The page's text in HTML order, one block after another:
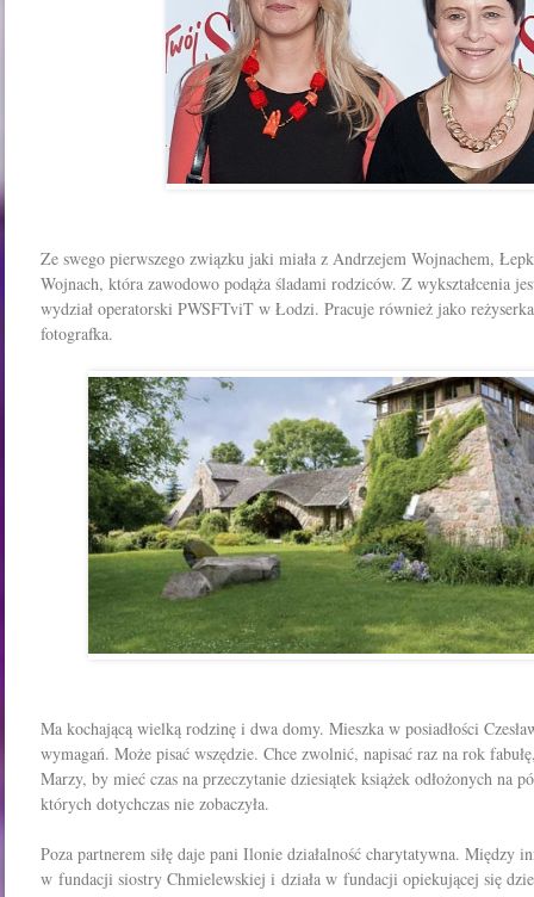
Ze swego pierwszego związku jaki miała z Andrzejem Wojnachem,
Wojnach, która zawodowo podąża śladami rodziców. Z wykształcenia
wydział operatorski PWSFTviT w Łodzi. Pracuje również jako
fotografka.
Ma kochającą wielką rodzinę i dwa domy. Mieszka w posiadłości
wymagań. Może pisać wszędzie. Chce zwolnić, napisać raz na rok
Marzy, by mieć czas na przeczytanie dziesiątek książek odłożonych na
których dotychczas nie zobaczyła.
Poza partnerem siłę daje pani Ilonie działalność charytatywna. Między
w fundacji siostry Chmielewskiej i działa w fundacji opiekującej się